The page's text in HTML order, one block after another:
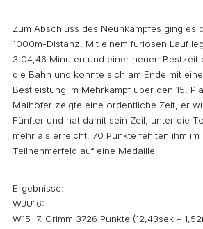
Zum Abschluss des Neunkampfes ging es
1000m-Distanz. Mit einem furiosen Lauf
3:04,46 Minuten und einer neuen Bestzeit
die Bahn und konnte sich am Ende mit
Bestleistung im Mehrkampf über den 15.
Maihöfer zeigte eine ordentliche Zeit, er
Fünfter und hat damit sein Zeil, unter die
mehr als erreicht. 70 Punkte fehlten ihm im
Teilnehmerfeld auf eine Medaille.
Ergebnisse:
WJU16:
W15: 7. Grimm 3726 Punkte (12,43sek –